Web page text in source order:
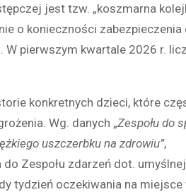
jest tzw. „koszmarna
o konieczności zabezpieczenia
pierwszym kwartale 2026 r.
konkretnych dzieci, które
Wg. danych „Zespołu do
uszczerbku na zdrowiu”,
do Zespołu zdarzeń dot. umyślnej
tydzień oczekiwania na miejsce